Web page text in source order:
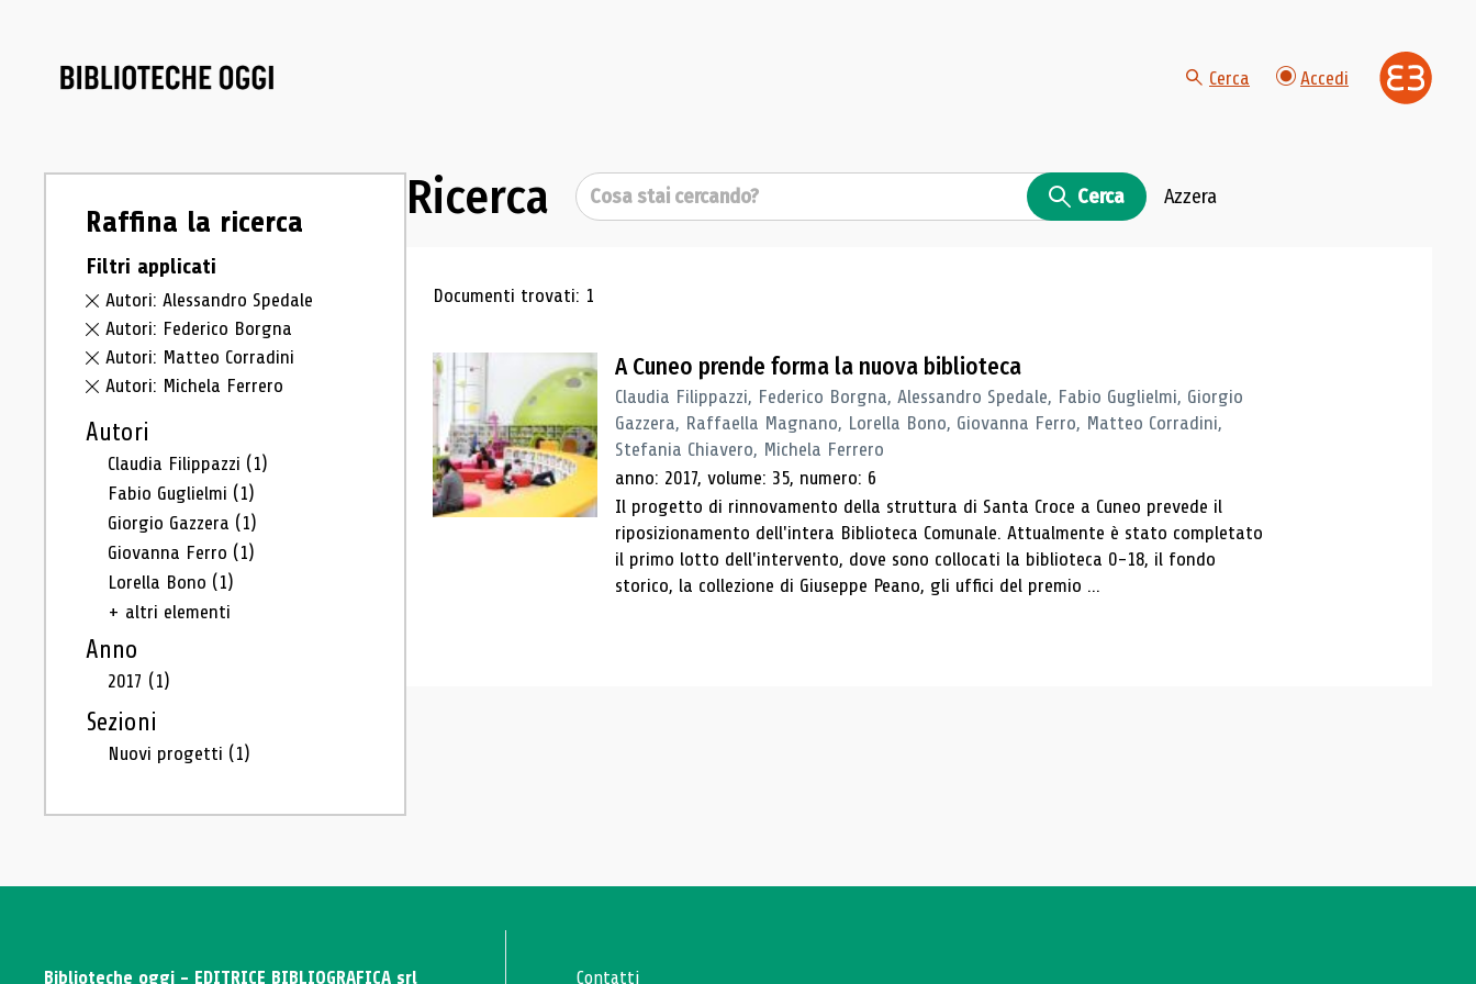
Cerca Accedi
Raffina la ricerca
Filtri applicati
Autori: Alessandro Spedale
Autori: Federico Borgna
Autori: Matteo Corradini
Autori: Michela Ferrero
Autori
Claudia Filippazzi (1)
Fabio Guglielmi (1)
Giorgio Gazzera (1)
Giovanna Ferro (1)
Lorella Bono (1)
+ altri elementi
Anno
2017 (1)
Sezioni
Nuovi progetti (1)
Ricerca Cerca Cerca Azzera
Risultati di ricerca
Documenti trovati: 1
A Cuneo prende forma la nuova biblioteca
Claudia Filippazzi, Federico Borgna, Alessandro Spedale, Fabio Guglielmi, Giorgio
Gazzera, Raffaella Magnano, Lorella Bono, Giovanna Ferro, Matteo Corradini,
Stefania Chiavero, Michela Ferrero
anno: 2017, volume: 35, numero: 6
Il progetto di rinnovamento della struttura di Santa Croce a Cuneo prevede il
riposizionamento dell'intera Biblioteca Comunale. Attualmente è stato completato
il primo lotto dell'intervento, dove sono collocati la biblioteca 0-18, il fondo
storico, la collezione di Giuseppe Peano, gli uffici del premio ...
Biblioteche oggi - EDITRICE BIBLIOGRAFICA srl Contatti